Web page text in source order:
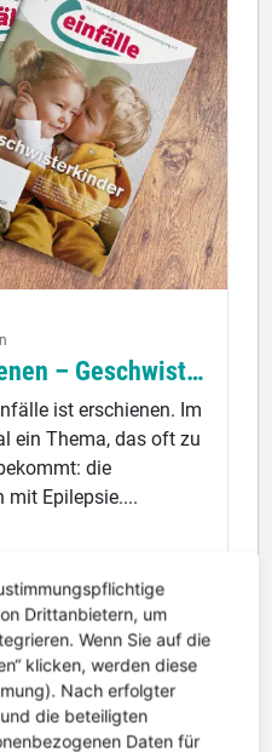
Einfälle 177 erschienen – Geschwister im Blickpunkt
ist erschienen. Im
ein Thema, das oft zu
die
mit Epilepsie....
Drittanbietern, um
Wenn Sie auf die
klicken, werden diese
Nach erfolgter
die beteiligten
Daten für